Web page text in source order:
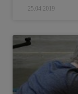
25.04.2019